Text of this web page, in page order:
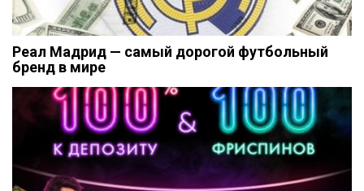
Реал Мадрид — самый дорогой футбольный
бренд в мире